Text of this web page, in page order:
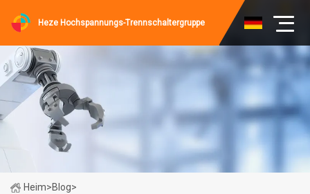
Heze Hochspannungs-Trennschaltergruppe
Heim>Blog>